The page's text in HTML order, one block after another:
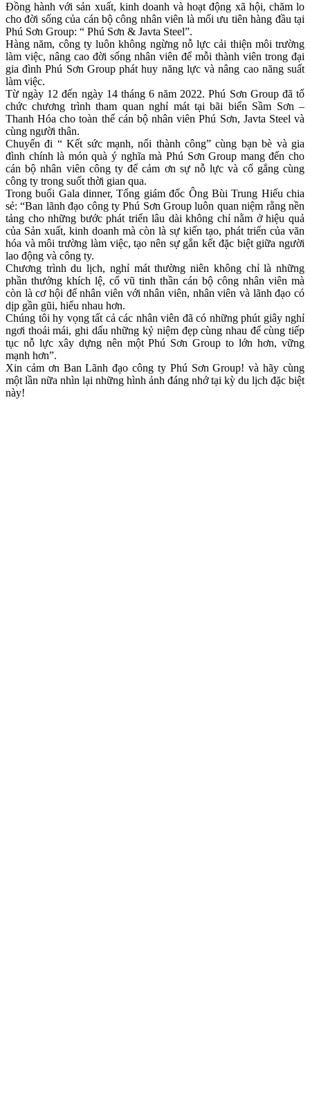
Đồng hành với sản xuất, kinh doanh và hoạt động xã hội, chăm lo
cho đời sống của cán bộ công nhân viên là mối ưu tiên hàng đầu tại
Phú Sơn Group: “ Phú Sơn & Javta Steel”.
Hàng năm, công ty luôn không ngừng nỗ lực cải thiện môi trường
làm việc, nâng cao đời sống nhân viên để mỗi thành viên trong đại
gia đình Phú Sơn Group phát huy năng lực và nâng cao năng suất
làm việc.
Từ ngày 12 đến ngày 14 tháng 6 năm 2022. Phú Sơn Group đã tổ
chức chương trình tham quan nghỉ mát tại bãi biển Sầm Sơn –
Thanh Hóa cho toàn thể cán bộ nhân viên Phú Sơn, Javta Steel và
cùng người thân.
Chuyến đi “ Kết sức mạnh, nối thành công” cùng bạn bè và gia
đình chính là món quà ý nghĩa mà Phú Sơn Group mang đến cho
cán bộ nhân viên công ty để cảm ơn sự nỗ lực và cố gắng cùng
công ty trong suốt thời gian qua.
Trong buổi Gala dinner, Tổng giám đốc Ông Bùi Trung Hiếu chia
sẻ: “Ban lãnh đạo công ty Phú Sơn Group luôn quan niệm rằng nền
tảng cho những bước phát triển lâu dài không chỉ nằm ở hiệu quả
của Sản xuất, kinh doanh mà còn là sự kiến tạo, phát triển của văn
hóa và môi trường làm việc, tạo nên sự gắn kết đặc biệt giữa người
lao động và công ty.
Chương trình du lịch, nghỉ mát thường niên không chỉ là những
phần thưởng khích lệ, cổ vũ tinh thần cán bộ công nhân viên mà
còn là cơ hội để nhân viên với nhân viên, nhân viên và lãnh đạo có
dịp gần gũi, hiểu nhau hơn.
Chúng tôi hy vọng tất cả các nhân viên đã có những phút giây nghỉ
ngơi thoải mái, ghi dấu những kỷ niệm đẹp cùng nhau để cùng tiếp
tục nỗ lực xây dựng nên một Phú Sơn Group to lớn hơn, vững
mạnh hơn”.
Xin cảm ơn Ban Lãnh đạo công ty Phú Sơn Group! và hãy cùng
một lần nữa nhìn lại những hình ảnh đáng nhớ tại kỳ du lịch đặc biệt
này!